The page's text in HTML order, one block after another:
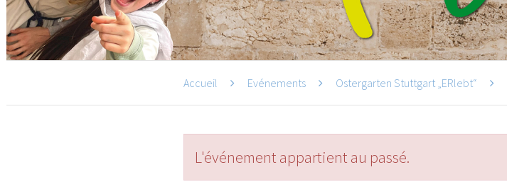
Accueil Evénements Ostergarten Stuttgart „ERlebt“
L'événement appartient au passé.